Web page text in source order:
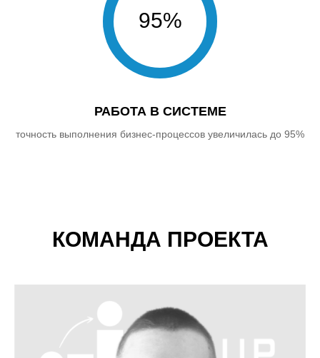
95%
РАБОТА В СИСТЕМЕ
точность выполнения бизнес-процессов увеличилась до 95%
КОМАНДА ПРОЕКТА